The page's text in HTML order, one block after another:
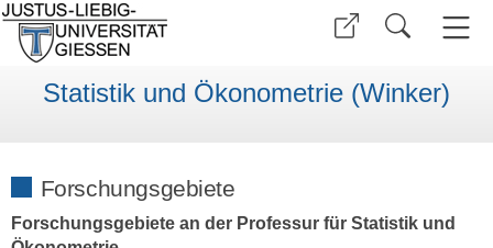
Statistik und Ökonometrie (Winker)
Forschungsgebiete
Forschungsgebiete an der Professur für Statistik und